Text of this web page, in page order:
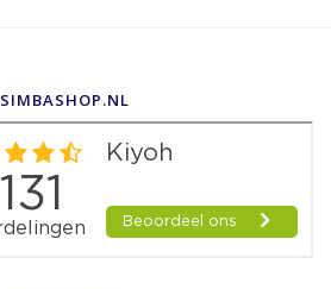
SIMBASHOP.NL